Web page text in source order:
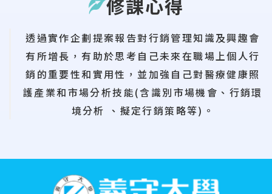
修課心得
透過實作企劃提案報告對行銷管理知識及興趣會
有所增長，有助於思考自己未來在職場上個人行
銷的重要性和實用性，並加強自己對醫療健康照
護產業和市場分析技能(含識別市場機會、行銷環
境分析 、擬定行銷策略等)。